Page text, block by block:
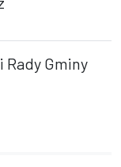
Rady Gminy